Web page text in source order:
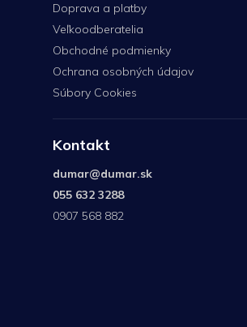
Doprava a platby
Veľkoodberatelia
Obchodné podmienky
Ochrana osobných údajov
Súbory Cookies
Kontakt
dumar@dumar.sk
055 632 3288
0907 568 882